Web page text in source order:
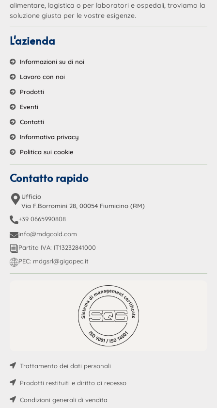
alimentare, logistica o per laboratori e ospedali, troviamo la
soluzione giusta per le vostre esigenze.
L'azienda
Informazioni su di noi
Lavoro con noi
Prodotti
Eventi
Contatti
Informativa privacy
Politica sui cookie
Contatto rapido
Ufficio
Via F.Borromini 28, 00054 Fiumicino (RM)
+39 0665990808
info@mdgcold.com
Partita IVA: IT13232841000
PEC: mdgsrl@gigapec.it
Trattamento dei dati personali
Prodotti restituiti e diritto di recesso
Condizioni generali di vendita